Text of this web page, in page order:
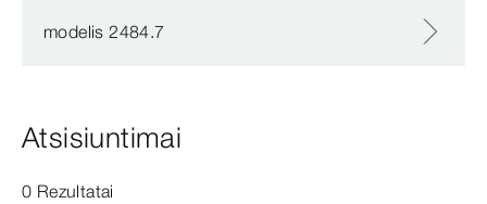
modelis 2484.7
Atsisiuntimai
0 Rezultatai